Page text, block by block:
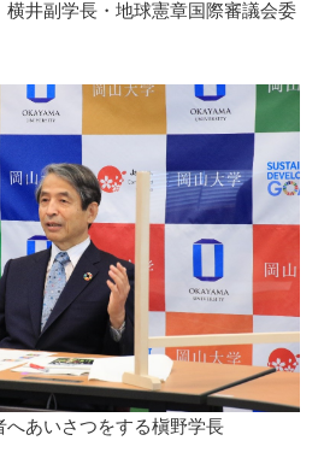
井副学長・地球憲章国際審議会委
あいさつをする槇野学長